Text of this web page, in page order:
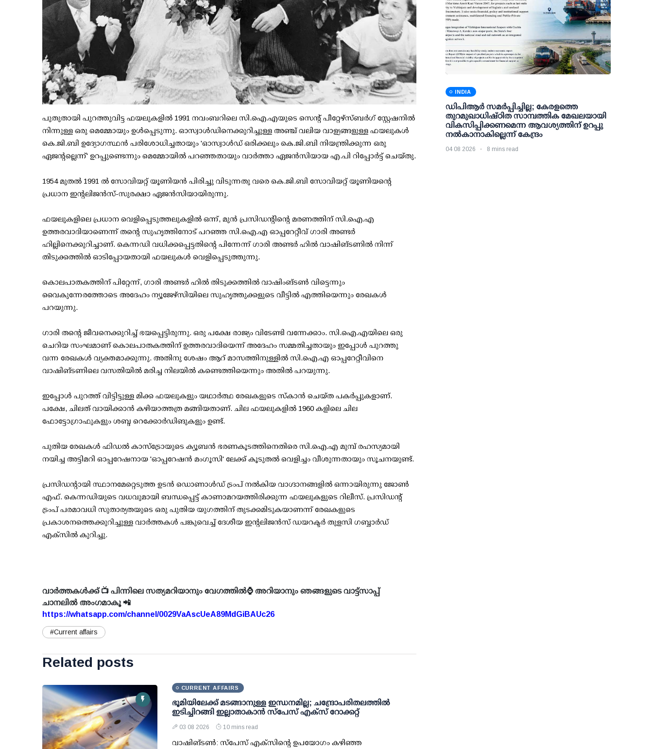
പുതുതായി പുറത്തുവിട്ട ഫയലുകളില്‍ 1991 നവംബറിലെ സി.ഐ.എയുടെ സെന്റ് പീറ്റേഴ്സ്ബര്‍ഗ് സ്റ്റേഷനില്‍
നിന്നുള്ള ഒരു മെമ്മോയും ഉള്‍പ്പെടുന്നു. ഓസ്വാള്‍ഡിനെക്കുറിച്ചുള്ള അഞ്ച് വലിയ വാള്യങ്ങളുള്ള ഫയലുകള്‍
കെ.ജി.ബി ഉദ്യോഗസ്ഥന്‍ പരിശോധിച്ചതായും 'ഓസ്വാള്‍ഡ് ഒരിക്കലും കെ.ജി.ബി നിയന്ത്രിക്കുന്ന ഒരു
ഏജന്റല്ലെന്ന്' ഉറപ്പുണ്ടെന്നും മെമ്മോയില്‍ പറഞ്ഞതായും വാര്‍ത്താ ഏജന്‍സിയായ എ.പി റിപ്പോര്‍ട്ട് ചെയ്തു.
1954 മുതല്‍ 1991 ല്‍ സോവിയറ്റ് യൂണിയന്‍ പിരിച്ചു വിടുന്നതു വരെ കെ.ജി.ബി സോവിയറ്റ് യൂണിയന്റെ
പ്രധാന ഇന്റലിജന്‍സ്-സുരക്ഷാ ഏജന്‍സിയായിരുന്നു.
ഫയലുകളിലെ പ്രധാന വെളിപ്പെടുത്തലുകളില്‍ ഒന്ന്, മുന്‍ പ്രസിഡന്റിന്റെ മരണത്തിന് സി.ഐ.എ
ഉത്തരവാദിയാണെന്ന് തന്റെ സുഹൃത്തിനോട് പറഞ്ഞ സി.ഐ.എ ഓപ്പറേറ്റീവ് ഗാരി അണ്ടര്‍
ഹില്ലിനെക്കുറിച്ചാണ്. കെന്നഡി വധിക്കപ്പെട്ടതിന്റെ പിന്നേന്ന് ഗാരി അണ്ടര്‍ ഹില്‍ വാഷിങ്ടണില്‍ നിന്ന്
തിടുക്കത്തില്‍ ഓടിപ്പോയതായി ഫയലുകള്‍ വെളിപ്പെടുത്തുന്നു.
കൊലപാതകത്തിന് പിറ്റേന്ന്, ഗാരി അണ്ടര്‍ ഹില്‍ തിടുക്കത്തില്‍ വാഷിംങ്ടണ്‍ വിട്ടെന്നും
വൈകുന്നേരത്തോടെ അദേഹം ന്യൂജേഴ്സിയിലെ സുഹൃത്തുക്കളുടെ വീട്ടില്‍ എത്തിയെന്നും രേഖകള്‍
പറയുന്നു.
ഗാരി തന്റെ ജീവനെക്കുറിച്ച് ഭയപ്പെട്ടിരുന്നു. ഒരു പക്ഷേ രാജ്യം വിടേണ്ടി വന്നേക്കാം. സി.ഐ.എയിലെ ഒരു
ചെറിയ സംഘമാണ് കൊലപാതകത്തിന് ഉത്തരവാദിയെന്ന് അദേഹം സമ്മതിച്ചതായും ഇപ്പോള്‍ പുറത്തു
വന്ന രേഖകള്‍ വ്യക്തമാക്കുന്നു. അതിനു ശേഷം ആറ് മാസത്തിനുള്ളില്‍ സി.ഐ.എ ഓപ്പറേറ്റീവിനെ
വാഷിങ്ടണിലെ വസതിയില്‍ മരിച്ച നിലയില്‍ കണ്ടെത്തിയെന്നും അതില്‍ പറയുന്നു.
ഇപ്പോള്‍ പുറത്ത് വിട്ടിട്ടുള്ള മിക്ക ഫയലുകളും യഥാര്‍ത്ഥ രേഖകളുടെ സ്‌കാന്‍ ചെയ്ത പകര്‍പ്പുകളാണ്.
പക്ഷേ, ചിലത് വായിക്കാന്‍ കഴിയാത്തത്ര മങ്ങിയതാണ്. ചില ഫയലുകളില്‍ 1960 കളിലെ ചില
ഫോട്ടോഗ്രാഫുകളും ശബ്ദ റെക്കോര്‍ഡിങുകളും ഉണ്ട്.
പുതിയ രേഖകള്‍ ഫിഡല്‍ കാസ്‌ട്രോയുടെ ക്യൂബന്‍ ഭരണകൂടത്തിനെതിരെ സി.ഐ.എ മുമ്പ് രഹസ്യമായി
നയിച്ച അട്ടിമറി ഓപ്പറേഷനായ 'ഓപ്പറേഷന്‍ മംഗൂസി' ലേക്ക് കൂടുതല്‍ വെളിച്ചം വീശുന്നതായും സൂചനയുണ്ട്.
പ്രസിഡന്റായി സ്ഥാനമേറ്റെടുത്ത ഉടന്‍ ഡൊണാള്‍ഡ് ട്രംപ് നല്‍കിയ വാഗ്ദാനങ്ങളില്‍ ഒന്നായിരുന്നു ജോണ്‍
എഫ്. കെന്നഡിയുടെ വധവുമായി ബന്ധപ്പെട്ട് കാണാമറയത്തിരിക്കുന്ന ഫയലുകളുടെ റിലീസ്. പ്രസിഡന്റ്
ട്രംപ് പരമാവധി സുതാര്യതയുടെ ഒരു പുതിയ യുഗത്തിന് തുടക്കമിടുകയാണന്ന് രേഖകളുടെ
പ്രകാശനത്തെക്കുറിച്ചുള്ള വാര്‍ത്തകള്‍ പങ്കുവെച്ച് ദേശീയ ഇന്റലിജന്‍സ് ഡയറക്ടര്‍ തുളസി ഗബ്ബാര്‍ഡ്
എക്സില്‍ കുറിച്ചു.
വാർത്തകൾക്ക് 📺 പിന്നിലെ സത്യമറിയാനും വേഗത്തിൽ⌚ അറിയാനും ഞങ്ങളുടെ വാട്ട്സാപ്പ്
ചാനലിൽ അംഗമാകൂ 📲
https://whatsapp.com/channel/0029VaAscUeA89MdGiBAUc26
#Current affairs
Related posts
CURRENT AFFAIRS
ഭൂമിയിലേക്ക് മടങ്ങാനുള്ള ഇന്ധനമില്ല; ചന്ദ്രോപരിതലത്തില്‍
ഇടിച്ചിറങ്ങി ഇല്ലാതാകാന്‍ സ്പേസ് എക്‌സ് റോക്കറ്റ്
03 08 2026 10 mins read
വാഷിങ്ടണ്‍: സ്പേസ് എക്‌സിന്റെ ഉപയോഗം കഴിഞ്ഞ
INDIA
ഡിപിആര്‍ സമര്‍പ്പിച്ചില്ല; കേരളത്തെ
തുറമുഖാധിഷ്ഠിത സാമ്പത്തിക മേഖലയായി
വികസിപ്പിക്കണമെന്ന ആവശ്യത്തിന് ഉറപ്പു
നല്‍കാനാകില്ലെന്ന് കേന്ദ്രം
04 08 2026 8 mins read